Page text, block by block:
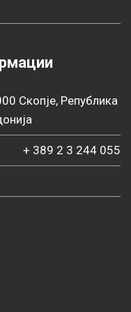
Скопје, Република
+ 389 2 3 244 055